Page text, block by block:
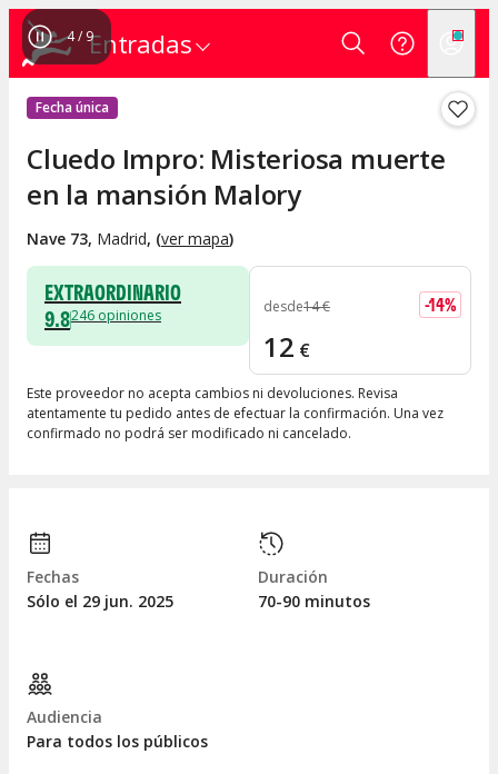
Entradas
4/ 9
Fecha única
Cluedo Impro: Misteriosa muerte
en la mansión Malory
Nave 73, Madrid, (ver mapa)
EXTRAORDINARIO
9.8246 opiniones desde14€ -14%
12 €
Este proveedor no acepta cambios ni devoluciones. Revisa
atentamente tu pedido antes de efectuar la confirmación. Una vez
confirmado no podrá ser modificado ni cancelado.
Fechas
Sólo el 29 jun. 2025
Duración
70-90 minutos
Audiencia
Para todos los públicos